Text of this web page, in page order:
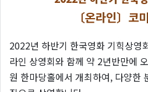
〔온라인〕코
2022년 하반기 한국영화 기힉상영
라인 상영회와 함께 약 2년반만에
원 한마당홀에서 개최하여, 다양한